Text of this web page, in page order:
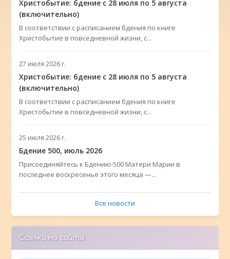
Христобытие: бдение с 28 июля по 5 августа
(включительно)
В соответствии с расписанием бдения по книге
Христобытие в повседневной жизни, с...
27 июля 2026 г.
Христобытие: бдение с 28 июля по 5 августа
(включительно)
В соответствии с расписанием бдения по книге
Христобытие в повседневной жизни, с...
25 июля 2026 г.
Бдение 500, июль 2026
Присоединяйтесь к Бдению-500 Матери Марии в
последнее воскресенье этого месяца —...
Все новости
Ссылки на сайты